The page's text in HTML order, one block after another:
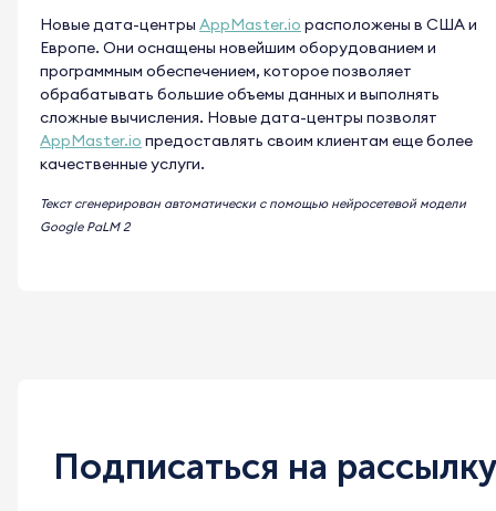
Новые дата-центры AppMaster.io расположены в США и
Европе. Они оснащены новейшим оборудованием и
программным обеспечением, которое позволяет
обрабатывать большие объемы данных и выполнять
сложные вычисления. Новые дата-центры позволят
AppMaster.io предоставлять своим клиентам еще более
качественные услуги.
Текст сгенерирован автоматически с помощью нейросетевой модели
Google PaLM 2
Подписаться на рассылку